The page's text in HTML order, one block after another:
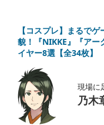
【コスプレ】まるで
貌！『NIKKE』『アー
イヤー8選【全34枚】
現場に
乃木